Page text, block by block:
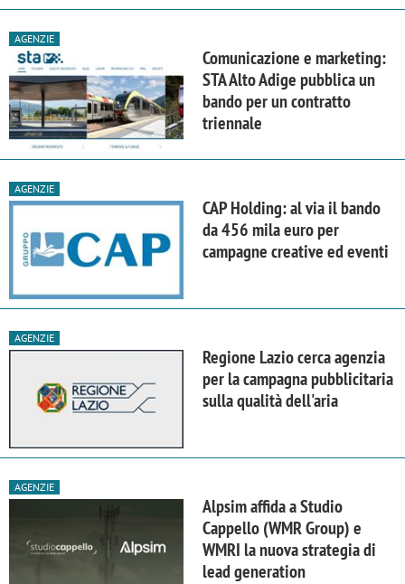
AGENZIE
Comunicazione e marketing:
STA Alto Adige pubblica un
bando per un contratto
triennale
AGENZIE
CAP Holding: al via il bando
da 456 mila euro per
campagne creative ed eventi
AGENZIE
Regione Lazio cerca agenzia
per la campagna pubblicitaria
sulla qualità dell'aria
AGENZIE
Alpsim affida a Studio
Cappello (WMR Group) e
WMRI la nuova strategia di
lead generation